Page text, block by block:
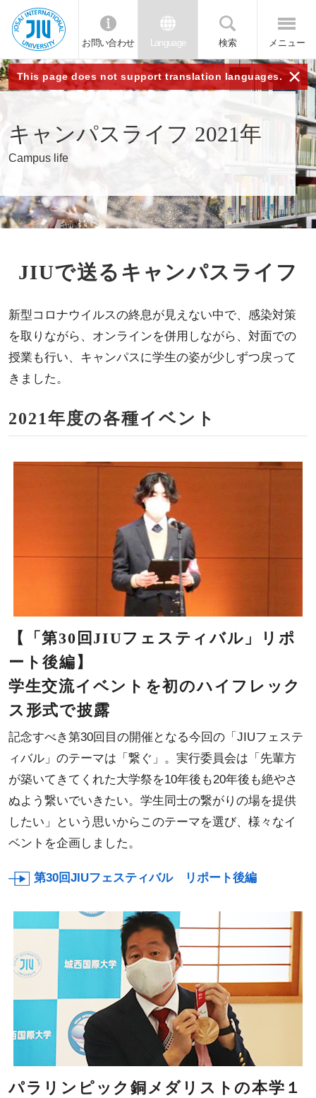
JIU 城西国
際大学
お問い合わせ Language 検索 メニュー
This page does not support translation languages. ×
キャンパスライフ 2021年
Campus life
JIUで送るキャンパスライフ
新型コロナウイルスの終息が見えない中で、感染対策
を取りながら、オンラインを併用しながら、対面での
授業も行い、キャンパスに学生の姿が少しずつ戻って
きました。
2021年度の各種イベント
【「第30回JIUフェスティバル」リポ
ート後編】
学生交流イベントを初のハイフレック
ス形式で披露
記念すべき第30回目の開催となる今回の「JIUフェステ
ィバル」のテーマは「繋ぐ」。実行委員会は「先輩方
が築いてきてくれた大学祭を10年後も20年後も絶やさ
ぬよう繋いでいきたい。学生同士の繋がりの場を提供
したい」という思いからこのテーマを選び、様々なイ
ベントを企画しました。
第30回JIUフェスティバル リポート後編
パラリンピック銅メダリストの本学１